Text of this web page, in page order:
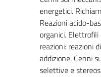
energetici.
Reazioni acido-
organici. Elettrofili
reazioni: reazioni
addizione. Cenni
selettive e